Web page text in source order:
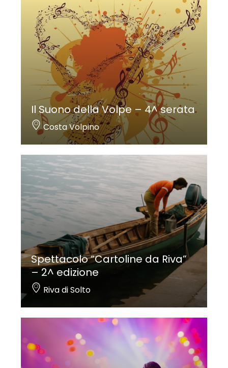
Il Suono della Volpe – 4^ serata
Costa Volpino
Spettacolo “Cartoline da Riva”
– 2^ edizione
Riva di Solto